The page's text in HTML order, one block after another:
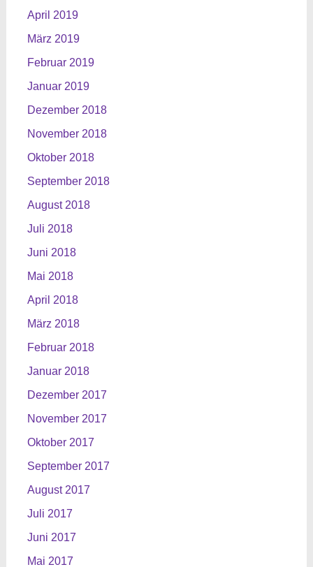
April 2019
März 2019
Februar 2019
Januar 2019
Dezember 2018
November 2018
Oktober 2018
September 2018
August 2018
Juli 2018
Juni 2018
Mai 2018
April 2018
März 2018
Februar 2018
Januar 2018
Dezember 2017
November 2017
Oktober 2017
September 2017
August 2017
Juli 2017
Juni 2017
Mai 2017